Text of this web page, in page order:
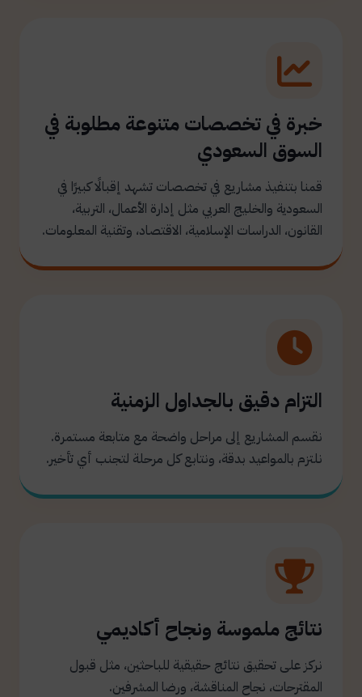
خبرة في تخصصات متنوعة مطلوبة في
السوق السعودي
قمنا بتنفيذ مشاريع في تخصصات تشهد إقبالًا كبيرًا في
السعودية والخليج العربي مثل إدارة الأعمال، التربية،
القانون، الدراسات الإسلامية، الاقتصاد، وتقنية المعلومات.
التزام دقيق بالجداول الزمنية
نقسم المشاريع إلى مراحل واضحة مع متابعة مستمرة.
نلتزم بالمواعيد بدقة، ونتابع كل مرحلة لتجنب أي تأخير.
نتائج ملموسة ونجاح أكاديمي
نركز على تحقيق نتائج حقيقية للباحثين، مثل قبول
المقترحات، نجاح المناقشة، ورضا المشرفين.